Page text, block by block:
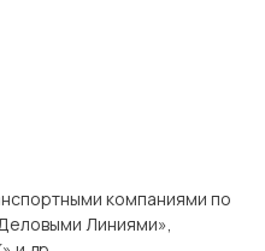
компаниями по
Линиями»,